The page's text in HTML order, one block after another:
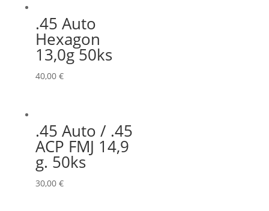
.45 Auto
Hexagon
13,0g 50ks
40,00 €
.45 Auto / .45
ACP FMJ 14,9
g. 50ks
30,00 €